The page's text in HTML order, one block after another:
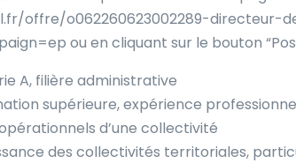
offre/o062260623002289-
ou en cliquant sur le bouton
A, filière administrative
supérieure, expérience
d’une collectivité
des collectivités territoriales,